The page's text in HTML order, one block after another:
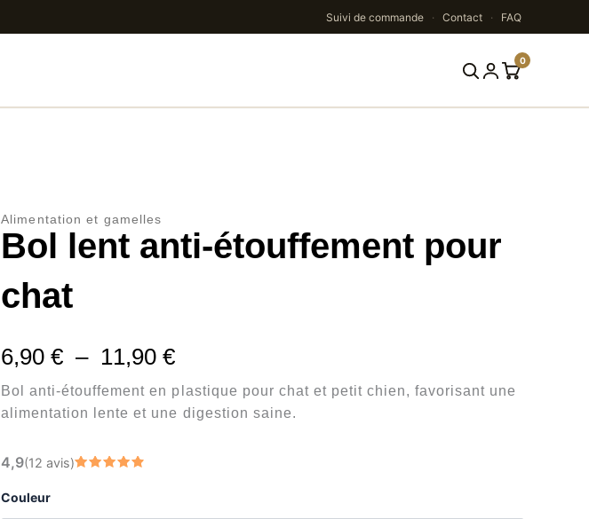
Suivi de commande · Contact · FAQ
0
Alimentation et gamelles
Bol lent anti-étouffement pour
chat
6,90 € – 11,90 €Plage
de
Bol anti-étouffement en plastique pour chat et petit chien, favorisant une
alimentation lente et une digestion saine.
4,9(12 avis)
Couleur
quantité
de
Bol